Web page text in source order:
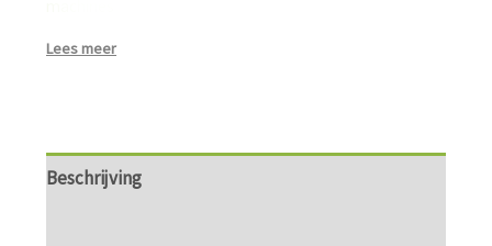
Lees meer
Beschrijving